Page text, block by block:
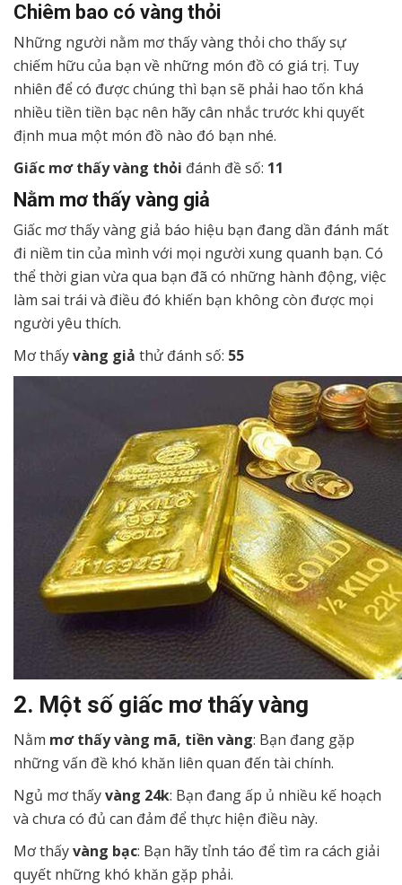
Chiêm bao có vàng thỏi
Những người nằm mơ thấy vàng thỏi cho thấy sự
chiếm hữu của bạn về những món đồ có giá trị. Tuy
nhiên để có được chúng thì bạn sẽ phải hao tốn khá
nhiều tiền tiền bạc nên hãy cân nhắc trước khi quyết
định mua một món đồ nào đó bạn nhé.
Giấc mơ thấy vàng thỏi đánh đề số: 11
Nằm mơ thấy vàng giả
Giấc mơ thấy vàng giả báo hiệu bạn đang dần đánh mất
đi niềm tin của mình với mọi người xung quanh bạn. Có
thể thời gian vừa qua bạn đã có những hành động, việc
làm sai trái và điều đó khiến bạn không còn được mọi
người yêu thích.
Mơ thấyvàng giả thử đánh số: 55
2. Một số giấc mơ thấy vàng
Nằm mơ thấy vàng mã, tiền vàng: Bạn đang gặp
những vấn đề khó khăn liên quan đến tài chính.
Ngủ mơ thấyvàng 24k: Bạn đang ấp ủ nhiều kế hoạch
và chưa có đủ can đảm để thực hiện điều này.
Mơ thấyvàng bạc: Bạn hãy tỉnh táo để tìm ra cách giải
quyết những khó khăn gặp phải.